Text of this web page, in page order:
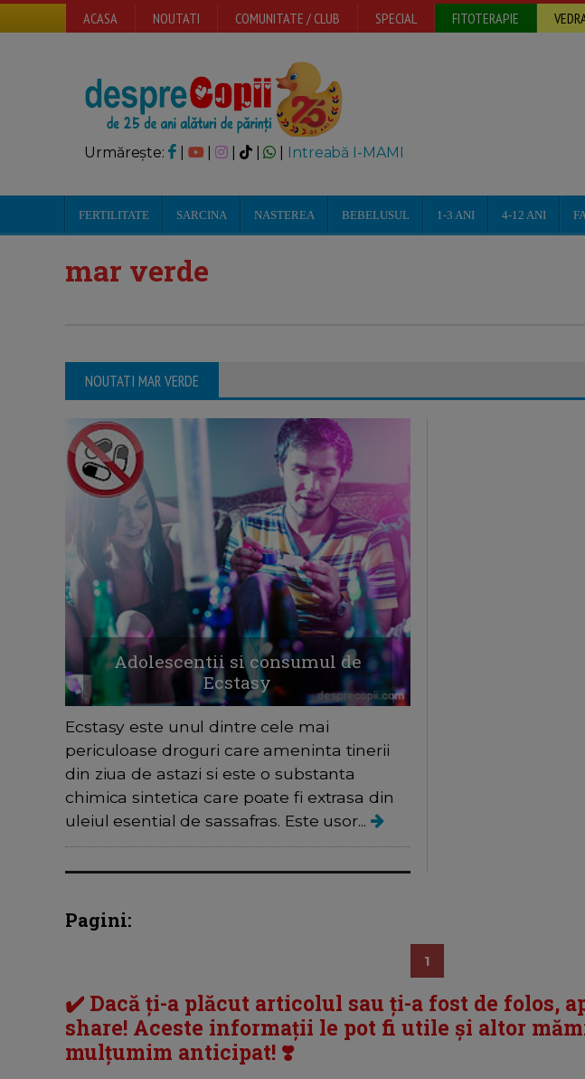
ACASA NOUTATI COMUNITATE / CLUB SPECIAL FITOTERAPIE
Urmărește: | | Intreabă I-MAMI
FERTILITATE SARCINA NASTEREA BEBELUSUL 1-3 ANI 4-12 ANI
mar verde
NOUTATI MAR VERDE
Adolescentii si consumul de
Ecstasy
Ecstasy este unul dintre cele mai
periculoase droguri care ameninta tinerii
din ziua de astazi si este o substanta
chimica sintetica care poate fi extrasa din
uleiul esential de sassafras. Este usor...
Pagini:
1
✔️ Dacă ți-a plăcut articolul sau ți-a fost de folos,
share! Aceste informații le pot fi utile și altor
mulțumim anticipat! ❣️